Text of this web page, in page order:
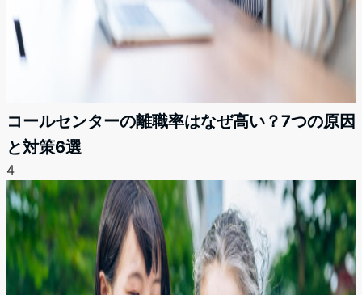
コールセンターの離職率はなぜ高い？7つの原因
と対策6選
4